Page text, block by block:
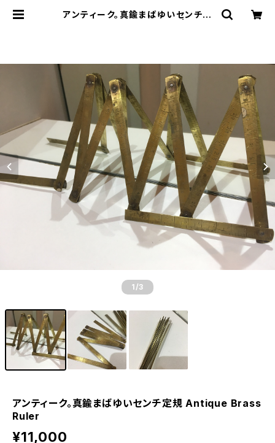
アンティーク。真鍮まばゆいセンチ定
1 /3
アンティーク。真鍮まばゆいセンチ定規 Antique Brass
Ruler
¥11,000